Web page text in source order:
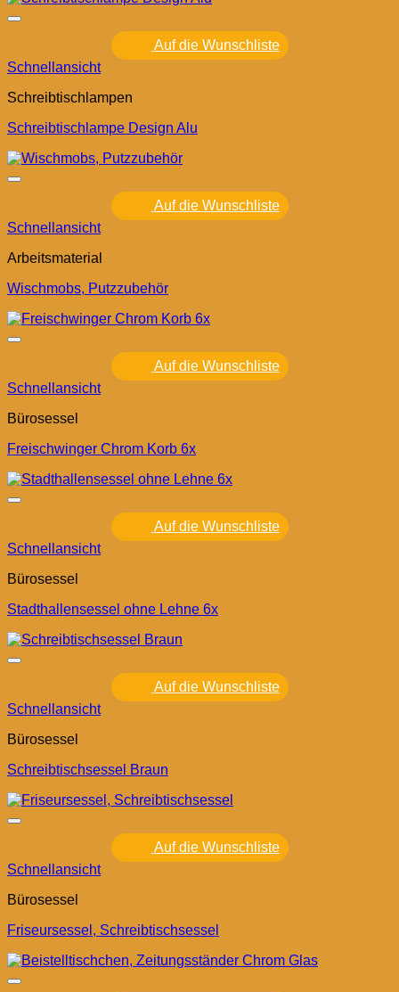
Auf die Wunschliste
Schnellansicht
Schreibtischlampen
Schreibtischlampe Design Alu
Auf die Wunschliste
Schnellansicht
Arbeitsmaterial
Wischmobs, Putzzubehör
Auf die Wunschliste
Schnellansicht
Bürosessel
Freischwinger Chrom Korb 6x
Auf die Wunschliste
Schnellansicht
Bürosessel
Stadthallensessel ohne Lehne 6x
Auf die Wunschliste
Schnellansicht
Bürosessel
Schreibtischsessel Braun
Auf die Wunschliste
Schnellansicht
Bürosessel
Friseursessel, Schreibtischsessel